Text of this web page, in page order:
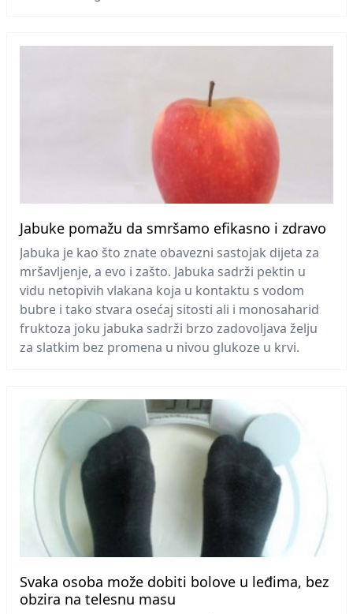
Jabuke pomažu da smršamo efikasno i zdravo
Jabuka je kao što znate obavezni sastojak dijeta za
mršavljenje, a evo i zašto. Jabuka sadrži pektin u
vidu netopivih vlakana koja u kontaktu s vodom
bubre i tako stvara osećaj sitosti ali i monosaharid
fruktoza joku jabuka sadrži brzo zadovoljava želju
za slatkim bez promena u nivou glukoze u krvi.
Svaka osoba može dobiti bolove u leđima, bez
obzira na telesnu masu